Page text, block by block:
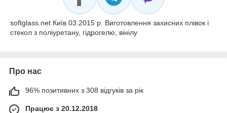
softglass.net Київ 03.2015 р. Виготовлення захисних плівок і
стекол з поліуретану, гідрогелю, вінілу
Про нас
96% позитивних з 308 відгуків за рік
Працює з 20.12.2018